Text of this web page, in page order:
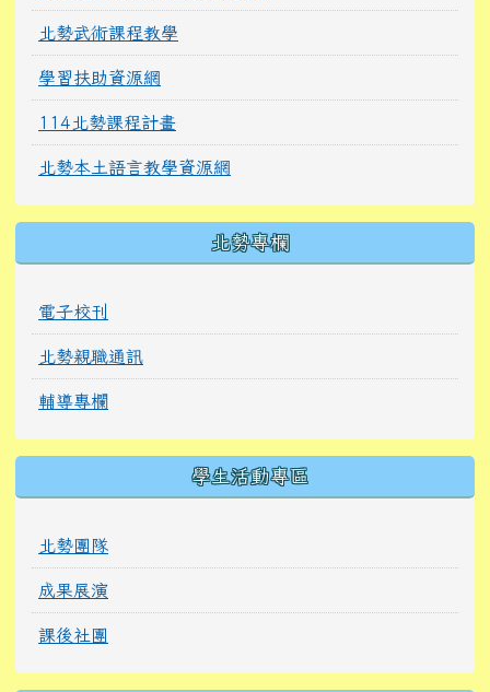
北勢武術課程教學
學習扶助資源網
114北勢課程計畫
北勢本土語言教學資源網
北勢專欄
電子校刊
北勢親職通訊
輔導專欄
學生活動專區
北勢團隊
成果展演
課後社團